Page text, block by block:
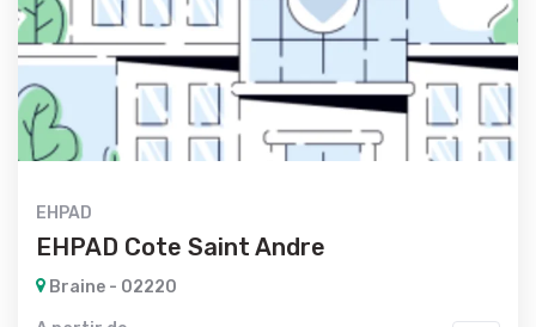
EHPAD
EHPAD Cote Saint Andre
Braine - 02220